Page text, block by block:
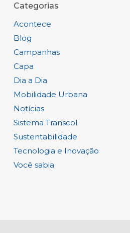
Categorias
Acontece
Blog
Campanhas
Capa
Dia a Dia
Mobilidade Urbana
Notícias
Sistema Transcol
Sustentabilidade
Tecnologia e Inovação
Você sabia